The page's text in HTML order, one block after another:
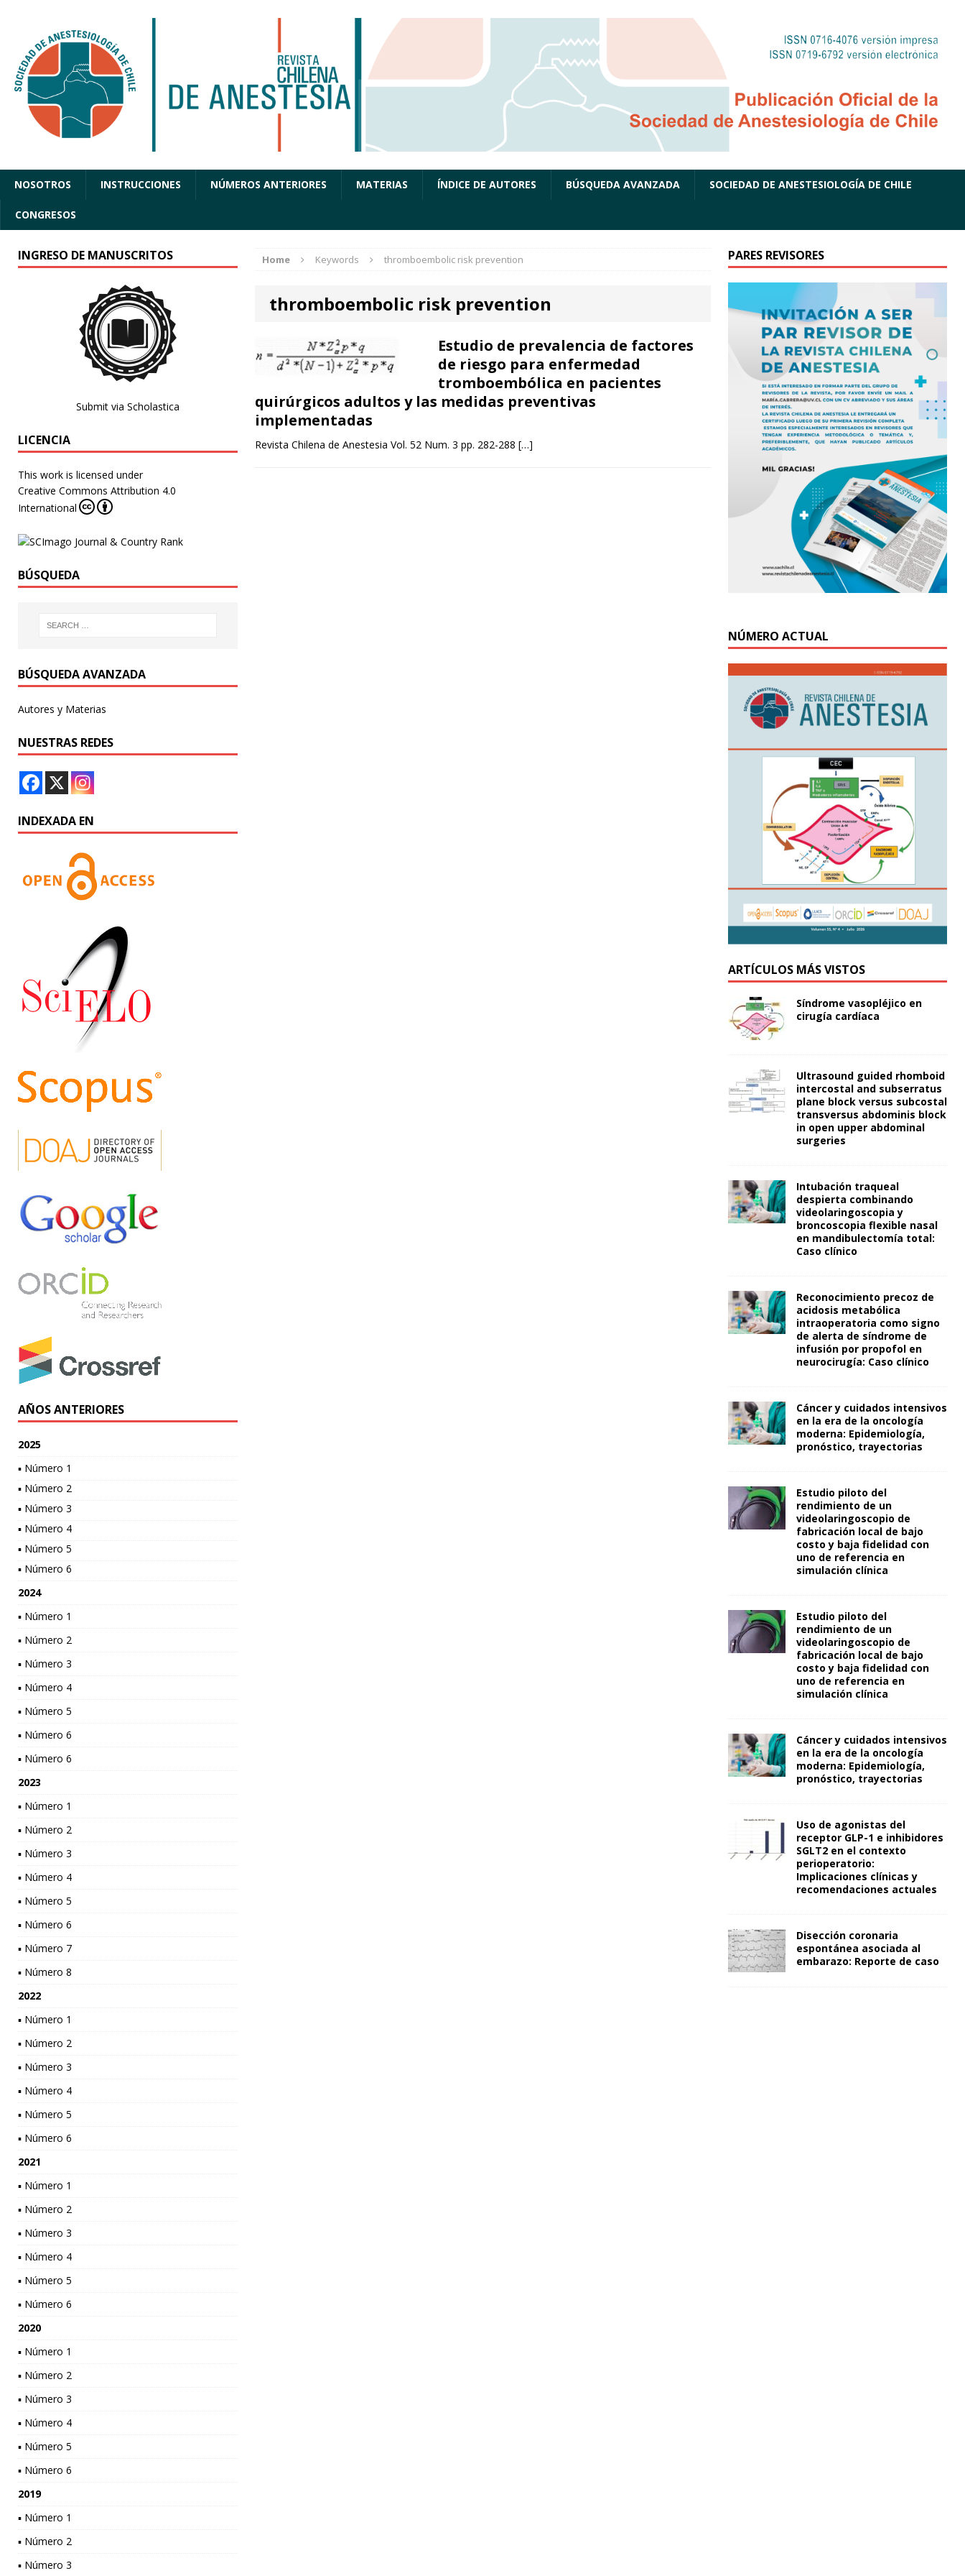
NOSOTROS INSTRUCCIONES NÚMEROS ANTERIORES MATERIAS ÍNDICE DE AUTORES BÚSQUEDA AVANZADA SOCIEDAD DE ANESTESIOLOGÍA DE CHILE
CONGRESOS
Home Keywords thromboembolic risk prevention
thromboembolic risk prevention
Estudio de prevalencia de factores
de riesgo para enfermedad
tromboembólica en pacientes
quirúrgicos adultos y las medidas preventivas
implementadas
Revista Chilena de Anestesia Vol. 52 Num. 3 pp. 282-288 […]
INGRESO DE MANUSCRITOS
Submit via Scholastica
LICENCIA
This work is licensed under
Creative Commons Attribution 4.0
International
BÚSQUEDA
BÚSQUEDA AVANZADA
Autores y Materias
NUESTRAS REDES
INDEXADA EN
AÑOS ANTERIORES
2025
▪ Número 1
▪ Número 2
▪ Número 3
▪ Número 4
▪ Número 5
▪ Número 6
2024
▪ Número 1
▪ Número 2
▪ Número 3
▪ Número 4
▪ Número 5
▪ Número 6
▪ Número 6
2023
▪ Número 1
▪ Número 2
▪ Número 3
▪ Número 4
▪ Número 5
▪ Número 6
▪ Número 7
▪ Número 8
2022
▪ Número 1
▪ Número 2
▪ Número 3
▪ Número 4
▪ Número 5
▪ Número 6
2021
▪ Número 1
▪ Número 2
▪ Número 3
▪ Número 4
▪ Número 5
▪ Número 6
2020
▪ Número 1
▪ Número 2
▪ Número 3
▪ Número 4
▪ Número 5
▪ Número 6
2019
▪ Número 1
▪ Número 2
▪ Número 3
PARES REVISORES
NÚMERO ACTUAL
ARTÍCULOS MÁS VISTOS
Síndrome vasopléjico en
cirugía cardíaca
Ultrasound guided rhomboid
intercostal and subserratus
plane block versus subcostal
transversus abdominis block
in open upper abdominal
surgeries
Intubación traqueal
despierta combinando
videolaringoscopia y
broncoscopia flexible nasal
en mandibulectomía total:
Caso clínico
Reconocimiento precoz de
acidosis metabólica
intraoperatoria como signo
de alerta de síndrome de
infusión por propofol en
neurocirugía: Caso clínico
Cáncer y cuidados intensivos
en la era de la oncología
moderna: Epidemiología,
pronóstico, trayectorias
Estudio piloto del
rendimiento de un
videolaringoscopio de
fabricación local de bajo
costo y baja fidelidad con
uno de referencia en
simulación clínica
Estudio piloto del
rendimiento de un
videolaringoscopio de
fabricación local de bajo
costo y baja fidelidad con
uno de referencia en
simulación clínica
Cáncer y cuidados intensivos
en la era de la oncología
moderna: Epidemiología,
pronóstico, trayectorias
Uso de agonistas del
receptor GLP-1 e inhibidores
SGLT2 en el contexto
perioperatorio:
Implicaciones clínicas y
recomendaciones actuales
Disección coronaria
espontánea asociada al
embarazo: Reporte de caso